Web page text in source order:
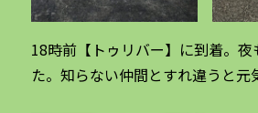
18時前【トゥリバー】に到着。夜
た。知らない仲間とすれ違うと元